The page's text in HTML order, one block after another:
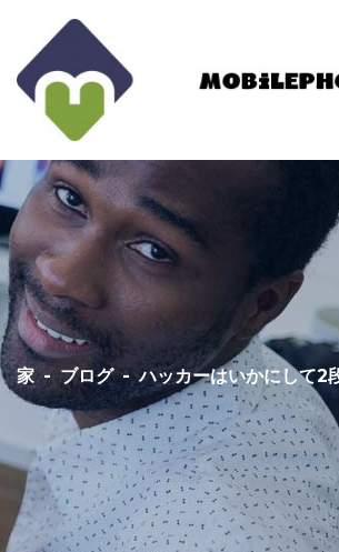
家 - ブログ - ハッカーはいかにして2